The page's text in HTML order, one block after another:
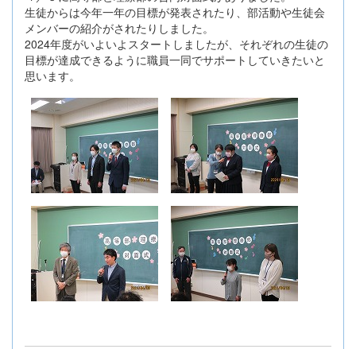
生徒からは今年一年の目標が発表されたり、部活動や生徒会
メンバーの紹介がされたりしました。
2024年度がいよいよスタートしましたが、それぞれの生徒の
目標が達成できるように職員一同でサポートしていきたいと
思います。